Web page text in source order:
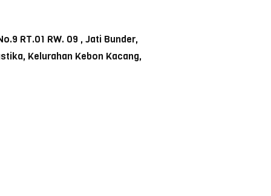
RT.01 RW. 09 , Jati Bunder,
Kelurahan Kebon Kacang,